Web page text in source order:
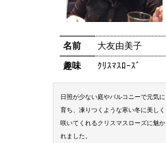
名前
大友由美子
趣味
ｸﾘｽﾏｽﾛｰｽﾞ
日照が少ない庭やバルコニーで元気に
育ち、凍りつくような寒い冬に美しく
咲いてくれるクリスマスローズに魅か
れました。